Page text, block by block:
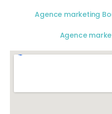
Agence marketing
Agence